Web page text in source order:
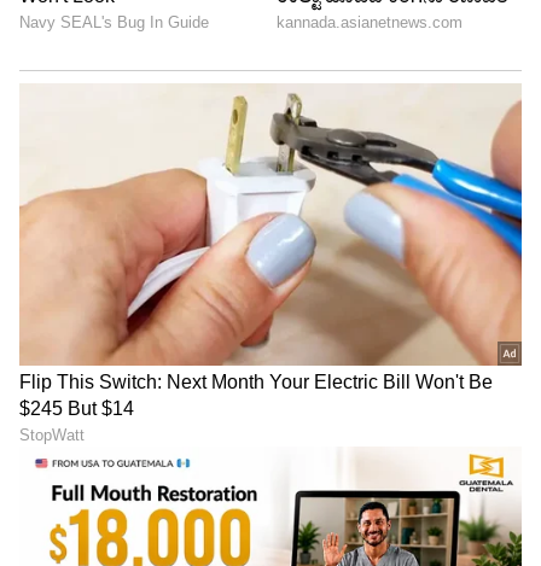
ನೀಡಿಲ್ಲ.
LATEST VIDEOS
ABOUT THE AUTHOR
SH
ಸುವರ್ಣ ನ್ಯೂಸ್ ಸುದ್ದಿ ಮಾಧ್ಯಮದ ಡಿಜಿಟಲ್ ವಿಭಾಗದಲ್ಲಿ ಕಳೆದ
ಮೂರು ವರ್ಷಗಳಿಂದ ಕೆಲಸ ಮಾಡುತ್ತಿದ್ದೇನೆ. ದೃಶ್ಯ ಮಾಧ್ಯಮ,
ಡಿಜಿಟಲ್‌ ಮಾಧ್ಯಮದಲ್ಲಿ 5 ವರ್ಷ ಕೆಲಸ ಮಾಡಿದ ಅನುಭವವಿದೆ.
SDM ಉಜಿರೆಯಲ್ಲಿ ಪತ್ರಿಕೋದ್ಯಮದ ಸ್ನಾತಕೋತ್ತರ ಪದವಿ.